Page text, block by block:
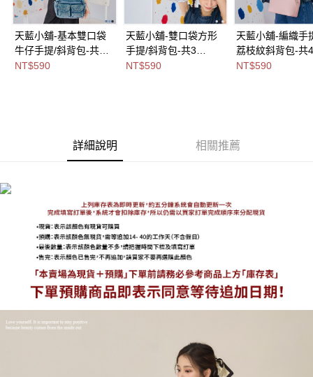
由本公司與您本人進行分期帳單所需資料之確認、核對及更正。
3.完整用戶服務條款，請詳閱以下連結：https://oppay.tw/userRule
每筆NT$80，滿NT$1,000(含以上)免運費
付款後7-11取貨
每筆NT$80，滿NT$1,000(含以上)免運費
天藍小舖-基本雙口袋
牛仔手提/斜背包-共3
色-$590【A03032080
NT$590
天藍小舖-雙口袋方形
手提/斜背包-共3
色-$590【A03032077
NT$590
天藍小舖-編織手
荔枝紋斜背包-共4
色-$590【
NT$590
詳細說明 相關推薦